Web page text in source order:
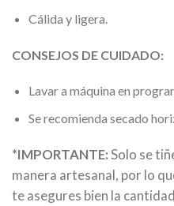
Cálida y ligera.
CONSEJOS DE CUIDADO:
Lavar a máquina en
Se recomienda secado
*IMPORTANTE:Solo se
manera artesanal, por lo
te asegures bien la